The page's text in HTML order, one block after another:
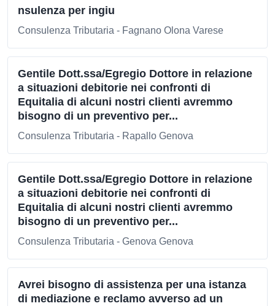
nsulenza per ingiu
Consulenza Tributaria - Fagnano Olona Varese
Gentile Dott.ssa/Egregio Dottore in relazione
a situazioni debitorie nei confronti di
Equitalia di alcuni nostri clienti avremmo
bisogno di un preventivo per...
Consulenza Tributaria - Rapallo Genova
Gentile Dott.ssa/Egregio Dottore in relazione
a situazioni debitorie nei confronti di
Equitalia di alcuni nostri clienti avremmo
bisogno di un preventivo per...
Consulenza Tributaria - Genova Genova
Avrei bisogno di assistenza per una istanza
di mediazione e reclamo avverso ad un